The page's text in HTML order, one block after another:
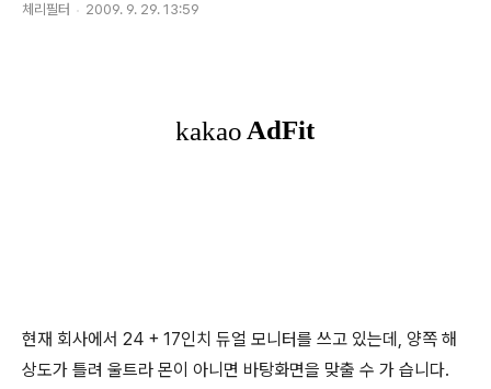
체리필터 2009. 9. 29. 13:59
현재 회사에서 24 + 17인치 듀얼 모니터를 쓰고 있는데, 양쪽 해
상도가 틀려 울트라 몬이 아니면 바탕화면을 맞출 수 가 습니다.